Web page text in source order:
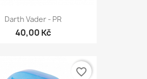
Darth Vader - PR
40,00 Kč
favorite_border